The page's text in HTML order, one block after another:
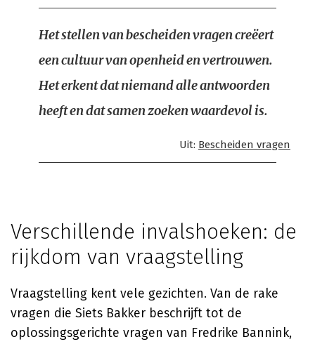
Het stellen van bescheiden vragen creëert
een cultuur van openheid en vertrouwen.
Het erkent dat niemand alle antwoorden
heeft en dat samen zoeken waardevol is.
Uit: Bescheiden vragen
Verschillende invalshoeken: de
rijkdom van vraagstelling
Vraagstelling kent vele gezichten. Van de rake
vragen die Siets Bakker beschrijft tot de
oplossingsgerichte vragen van Fredrike Bannink,